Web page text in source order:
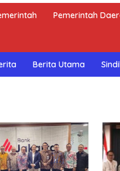
Pemerintah
Berita Utama